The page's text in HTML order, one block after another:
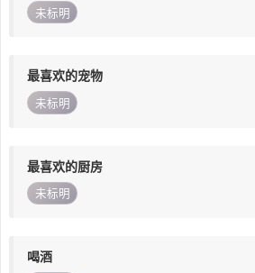
未标明
最喜欢的宠物
未标明
最喜欢的厨房
未标明
喝酒